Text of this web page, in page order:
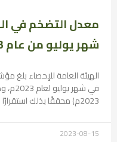
معدل التضخم في
شهر يوليو من عام 2023م
في
2023م) محققًا بذلك استقرارًا
2023-08-15